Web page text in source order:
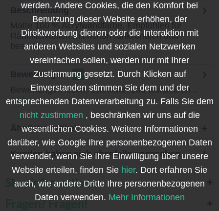
Beschreibung
Matte 100 % Acrylwandfarbe. Empfohlen für
Räumlichkeiten mit hohen funktionalen und
besonderen...mehr
Bewertungen
0
Bewertungen lesen, schreiben und diskutieren...
mehr
Ähnliche Artikel
Kunden haben sich ebenfalls angesehen
Shopinformationen
Fragen? Fragen!
werden. Andere Cookies, die den Komfort bei
Benutzung dieser Website erhöhen, der
Direktwerbung dienen oder die Interaktion mit
anderen Websites und sozialen Netzwerken
vereinfachen sollen, werden nur mit Ihrer
Zustimmung gesetzt. Durch Klicken auf
Einverstanden stimmen Sie dem und der
entsprechenden Datenverarbeitung zu. Falls Sie dem
nicht zustimmen , beschränken wir uns auf die
wesentlichen Cookies. Weitere Informationen
darüber, wie Google Ihre personenbezogenen Daten
verwendet, wenn Sie Ihre Einwilligung über unsere
Website erteilen, finden Sie hier. Dort erfahren Sie
auch, wie andere Dritte Ihre personenbezogenen
Daten verwenden. Mehr Informationen